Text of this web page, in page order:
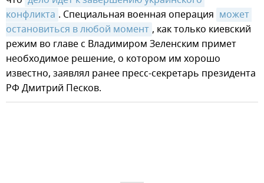
конфликта . Специальная военная операция может
остановиться в любой момент , как только киевский
режим во главе с Владимиром Зеленским примет
необходимое решение, о котором им хорошо
известно, заявлял ранее пресс-секретарь президента
РФ Дмитрий Песков.